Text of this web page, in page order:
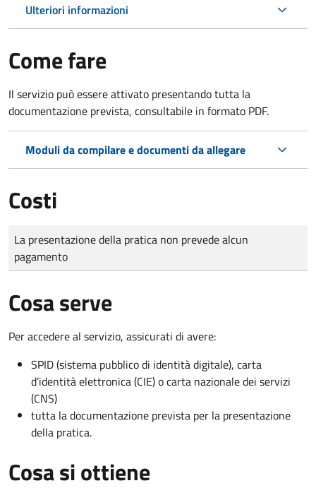
Ulteriori informazioni
Come fare
Il servizio può essere attivato presentando tutta la
documentazione prevista, consultabile in formato PDF.
Moduli da compilare e documenti da allegare
Costi
Tipo di pagamento
Importo
La presentazione della pratica non prevede alcun
pagamento
Cosa serve
Per accedere al servizio, assicurati di avere:
SPID (sistema pubblico di identità digitale), carta
d’identità elettronica (CIE) o carta nazionale dei servizi
(CNS)
tutta la documentazione prevista per la presentazione
della pratica.
Cosa si ottiene